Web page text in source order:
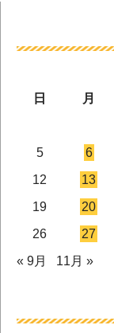
日
月
5
6
12
13
19
20
26
27
« 9月
11月 »